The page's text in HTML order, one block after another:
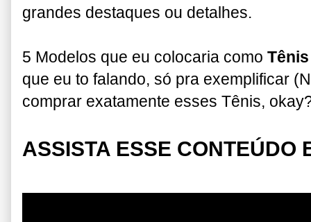
grandes destaques ou detalhes.
5 Modelos que eu colocaria como
que eu to falando, só pra exemplificar (
comprar exatamente esses Tênis,
ASSISTA ESSE CONTEÚDO